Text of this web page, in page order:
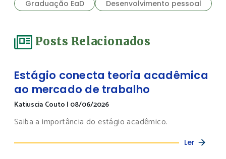
Graduação EaD
Desenvolvimento pessoal
Posts Relacionados
Estágio conecta teoria acadêmica
ao mercado de trabalho
Katiuscia Couto | 08/06/2026
Saiba a importância do estágio acadêmico.
Ler